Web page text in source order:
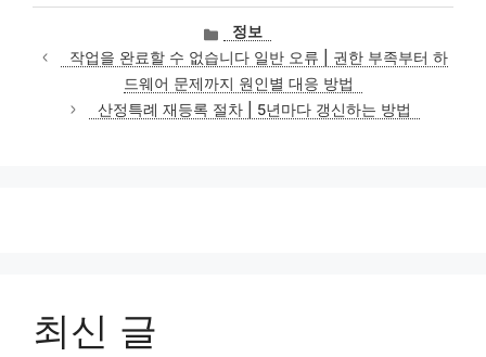
카
테
고
리
정보
작업을 완료할 수 없습니다 일반 오류 | 권한 부족부터 하
드웨어 문제까지 원인별 대응 방법
산정특례 재등록 절차 | 5년마다 갱신하는 방법
최신 글